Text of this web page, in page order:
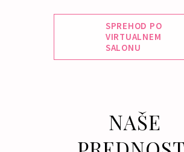
SPREHOD PO
VIRTUALNEM
SALONU
NAŠE